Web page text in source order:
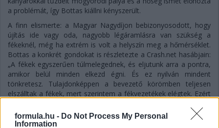
formula.hu - Do Not Process My Personal
Information
a problémát, így Bottas kiállni kényszerült.
A finn elismerte: a Magyar Nagydíjon bebizonyosodott, hogy
újítás ide vagy oda, nagyobb légáramlásra van szükség a
fékeknél, még ha extrém is volt a helyszín meg a hőmérséklet.
Bottas a konkrét gondokat is részletezte a Crash.net hasábjain:
„A fékek egyszerűen túlmelegednek, és eljutunk arra a pontra,
amikor belül minden elkezd égni. És ez nyilván mindent
tönkretesz. Tulajdonképpen a bevezető körömben teljesen
elszálltak a fékek, mert szerintem a fékvezetékek elégtek. Ezért